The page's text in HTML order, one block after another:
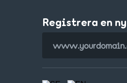
Registrera en